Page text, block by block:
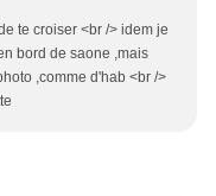
te croiser <br /> idem je
bord de saone ,mais
,comme d'hab <br />